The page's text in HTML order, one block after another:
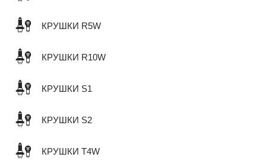
КРУШКИ R5W
КРУШКИ R10W
КРУШКИ S1
КРУШКИ S2
КРУШКИ T4W